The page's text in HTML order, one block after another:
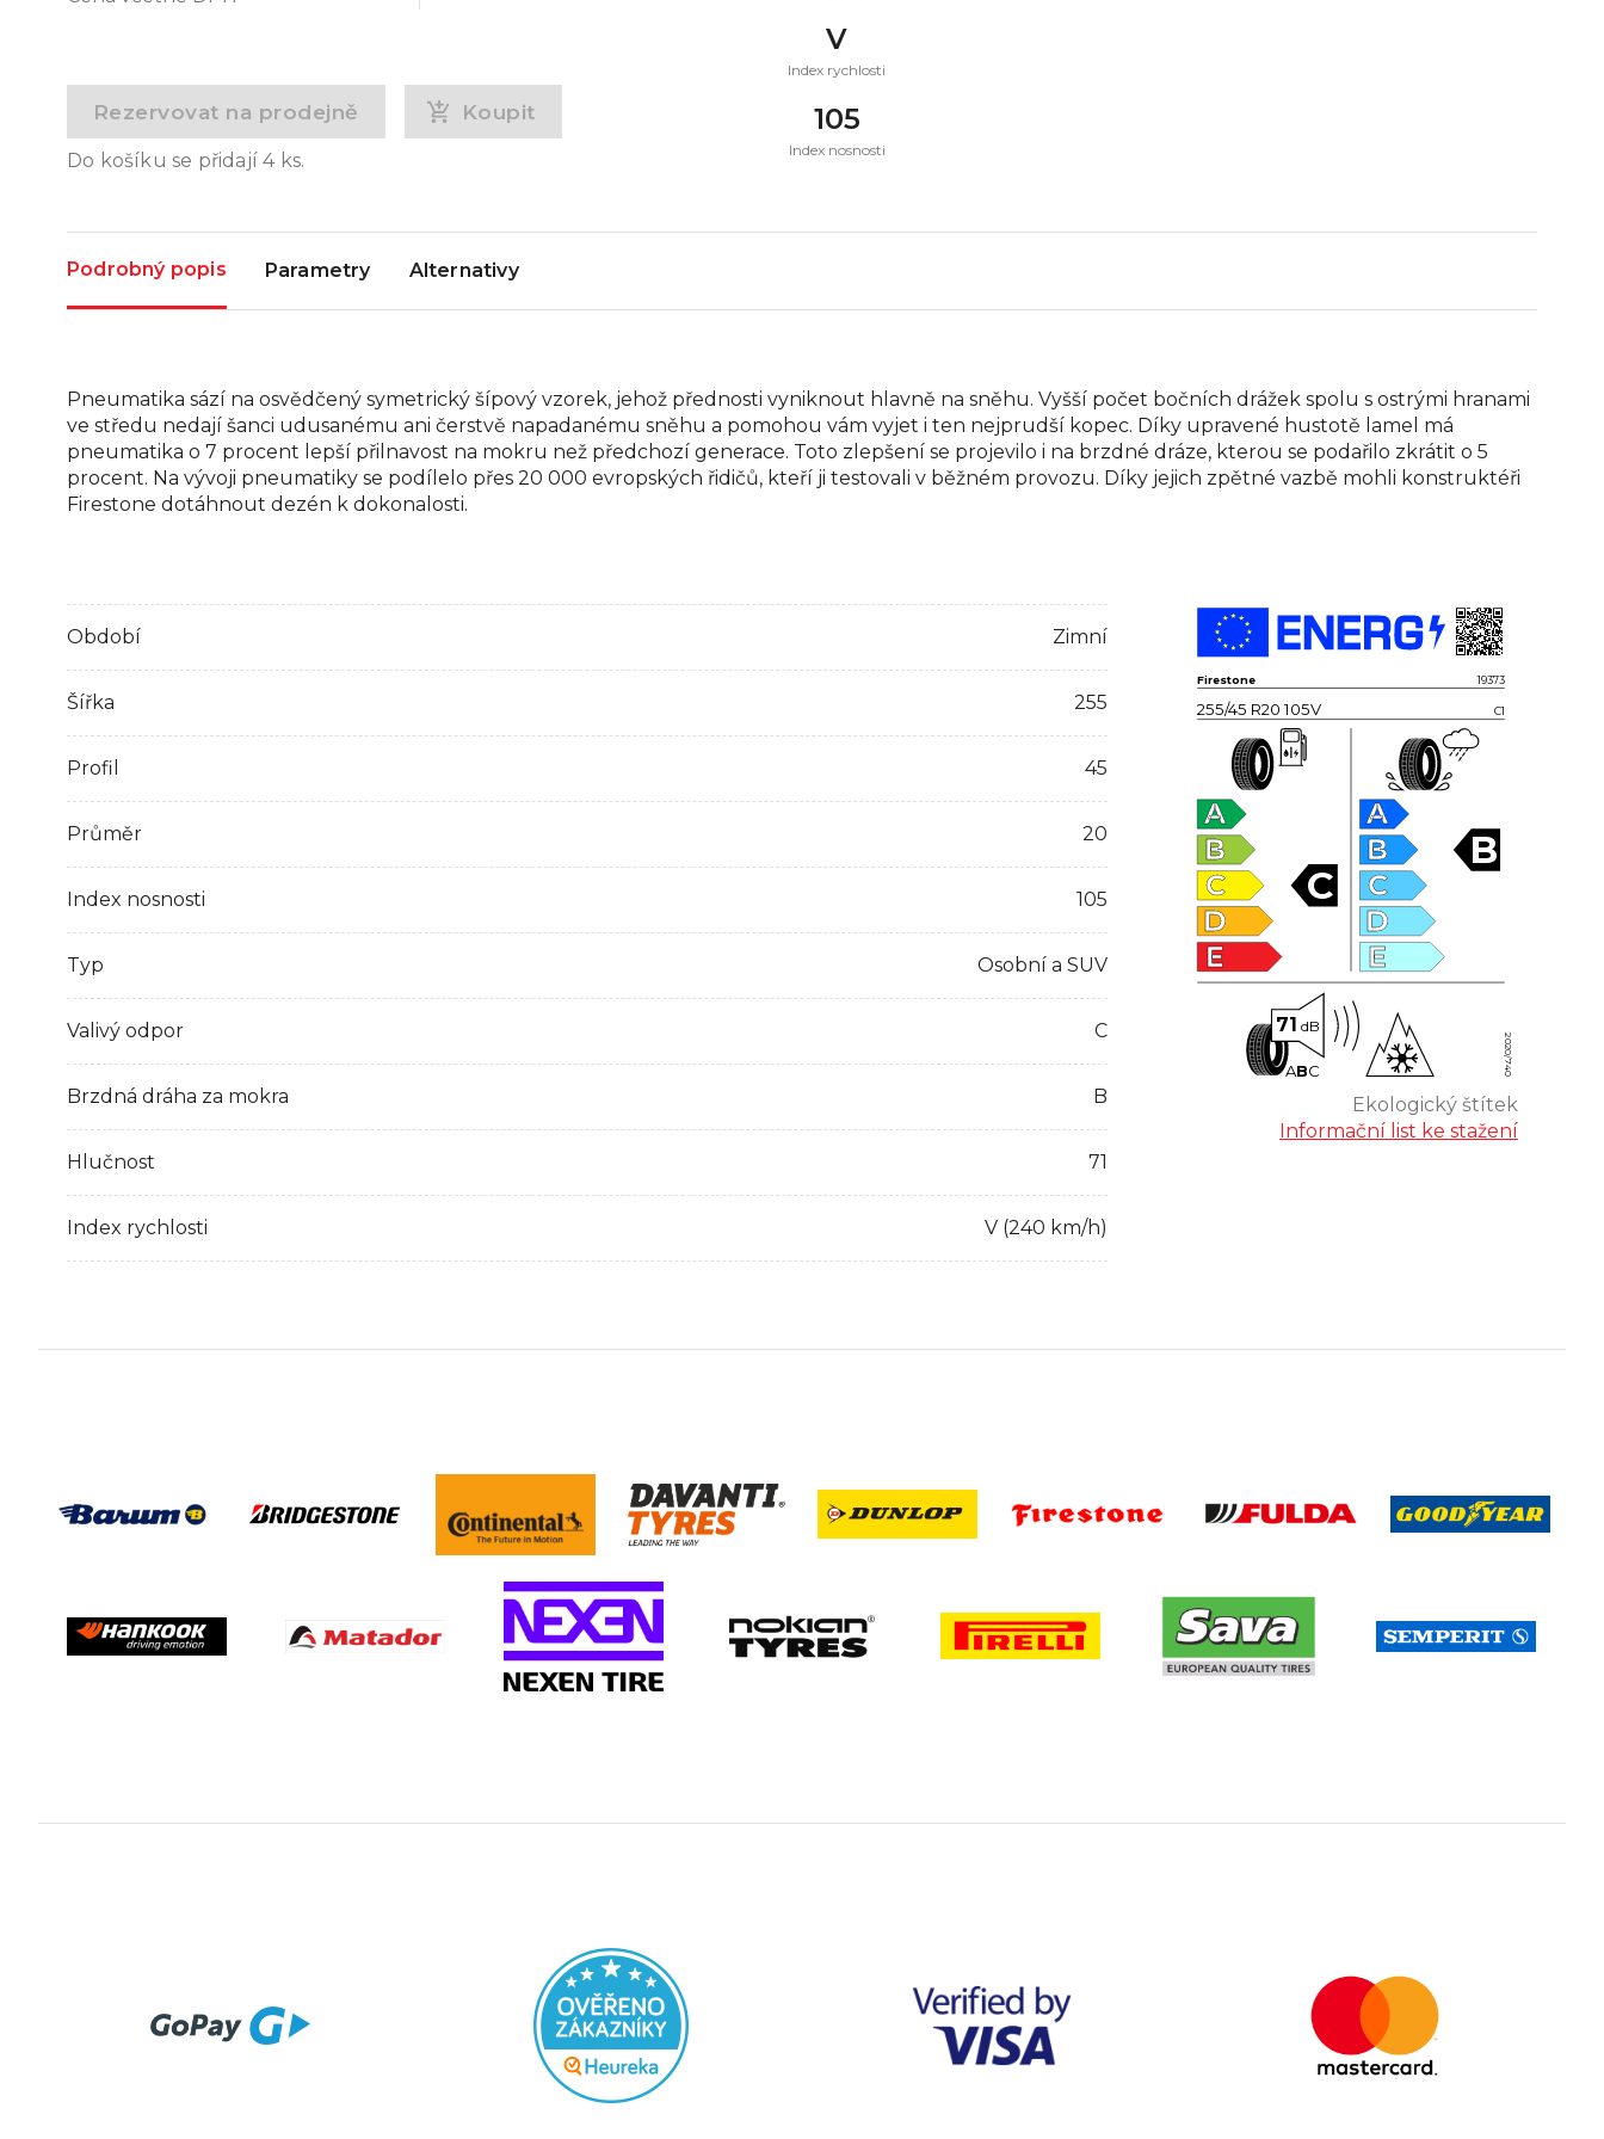
Rezervovat na prodejně Koupit
Do košíku se přidají4ks.
V
Index rychlosti
105
Index nosnosti
Podrobný popis Parametry Alternativy
Pneumatika sází na osvědčený symetrický šípový vzorek, jehož přednosti vyniknout hlavně na sněhu. Vyšší počet bočních drážek spolu s ostrými hranami
ve středu nedají šanci udusanému ani čerstvě napadanému sněhu a pomohou vám vyjet i ten nejprudší kopec. Díky upravené hustotě lamel má
pneumatika o 7 procent lepší přilnavost na mokru než předchozí generace. Toto zlepšení se projevilo i na brzdné dráze, kterou se podařilo zkrátit o 5
procent. Na vývoji pneumatiky se podílelo přes 20 000 evropských řidičů, kteří ji testovali v běžném provozu. Díky jejich zpětné vazbě mohli konstruktéři
Firestone dotáhnout dezén k dokonalosti.
Období Zimní
Šířka 255
Profil 45
Průměr 20
Index nosnosti 105
Typ Osobní a SUV
Valivý odpor C
Brzdná dráha za mokra B
Hlučnost 71
Index rychlosti V (240 km/h)
Firestone 19373
255/45 R20 105V C1
A
B
C
D
E
C
A
B
C
D
E
B
71 dB
ABC 2020/740
Ekologický štítek
Informační list ke stažení